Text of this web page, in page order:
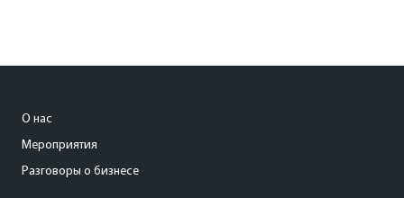
О нас
Мероприятия
Разговоры о бизнесе